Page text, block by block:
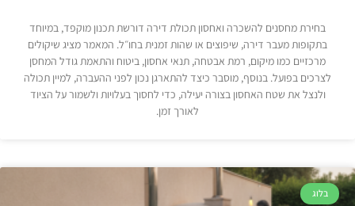
בחירת מחסנים להשכרה ואחסון תכולת דירה דורשת תכנון מוקפד, במיוחד
בתקופות מעבר דירה, שיפוצים או שהות זמנית בחו״ל. המאמר מציג שיקולים
מרכזיים כמו מיקום, רמת אבטחה, תנאי אחסון, ביטוח והתאמת גודל המחסן
לצרכים בפועל. בנוסף, מוסבר כיצד להתארגן נכון לפני ההעברה, למיין תכולה
ולנצל את שטח האחסון בצורה יעילה, כדי לחסוך בעלויות ולשמור על הציוד
לאורך זמן.
בלוג